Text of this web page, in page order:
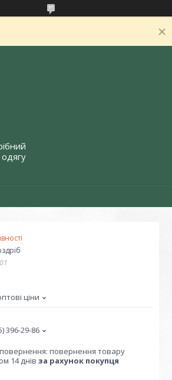
одягу
ціни
396-29-86
повернення товару
14 днів за рахунок покупця